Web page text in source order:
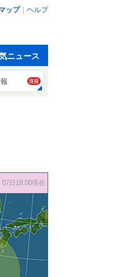
ップ｜ ヘルプ
ニュース
注目
07日18:00現在